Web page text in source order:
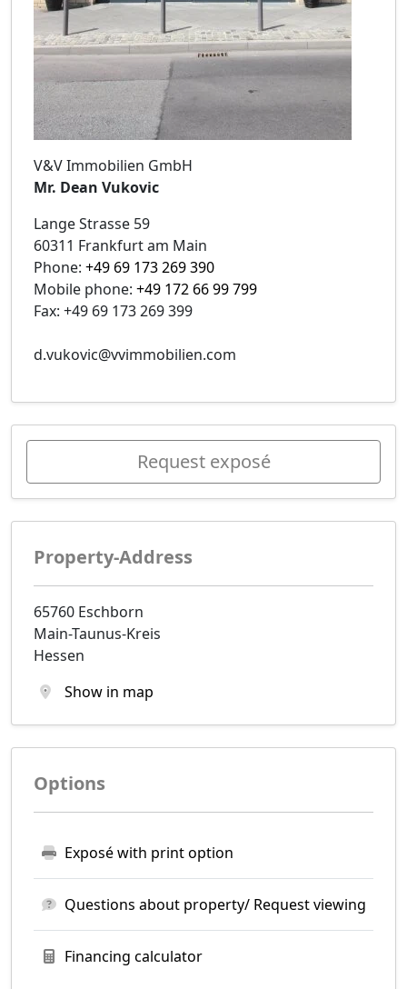
V&V Immobilien GmbH
Mr. Dean Vukovic
Lange Strasse 59
60311 Frankfurt am Main
Phone: +49 69 173 269 390
Mobile phone: +49 172 66 99 799
Fax: +49 69 173 269 399
d.vukovic@vvimmobilien.com
Request exposé
Property-Address
65760 Eschborn
Main-Taunus-Kreis
Hessen
Show in map
Options
Exposé with print option
Questions about property/ Request viewing
Financing calculator